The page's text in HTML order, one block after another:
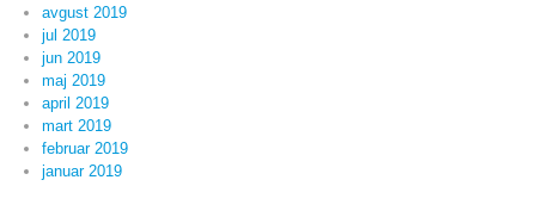
avgust 2019
jul 2019
jun 2019
maj 2019
april 2019
mart 2019
februar 2019
januar 2019